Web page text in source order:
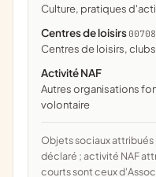
culture, pratiques
Centres de loisirs
centres de loisirs,
Activité NAF
Autres organisations
volontaire
Objets sociaux attribués par l'administration d'après l'objet
déclaré ; activité NAF
courts sont ceux